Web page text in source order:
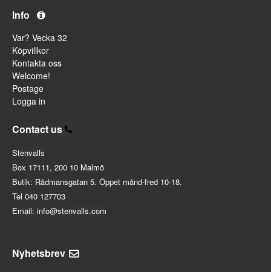
Info
Var? Vecka 32
Köpvillkor
Kontakta oss
Welcome!
Postage
Logga in
Contact us
Stenvalls
Box 17111, 200 10 Malmö
Butik: Rådmansgatan 5. Öppet månd-fred 10-18.
Tel 040 127703
Email: info@stenvalls.com
Nyhetsbrev